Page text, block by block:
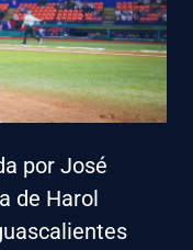
por José
de Harol